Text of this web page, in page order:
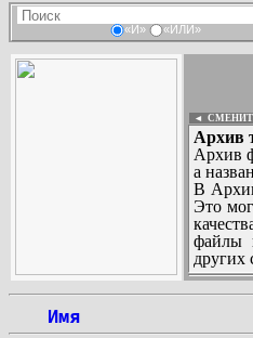
«И» «ИЛИ»
◄
Архив
Архив
а
В
Это
файлы
других
Имя